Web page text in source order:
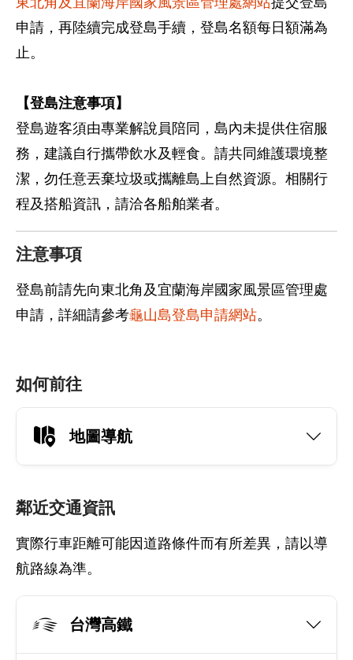
申請，再陸續完成登島手續，登島名額每日額滿為
止。
【登島注意事項】
登島遊客須由專業解說員陪同，島內未提供住宿服
務，建議自行攜帶飲水及輕食。請共同維護環境整
潔，勿任意丟棄垃圾或攜離島上自然資源。相關行
程及搭船資訊，請洽各船舶業者。
注意事項
登島前請先向東北角及宜蘭海岸國家風景區管理處
申請，詳細請參考龜山島登島申請網站。
如何前往
地圖導航
鄰近交通資訊
實際行車距離可能因道路條件而有所差異，請以導
航路線為準。
台灣高鐵